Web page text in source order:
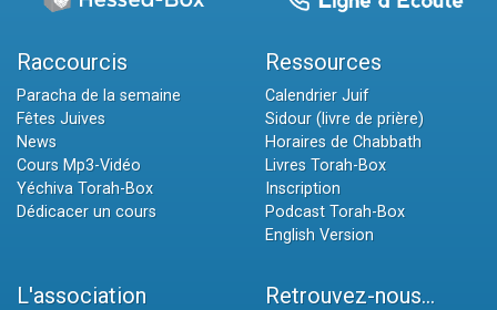
Raccourcis
Paracha de la semaine
Fêtes Juives
News
Cours Mp3-Vidéo
Yéchiva Torah-Box
Dédicacer un cours
Ressources
Calendrier Juif
Sidour (livre de prière)
Horaires de Chabbath
Livres Torah-Box
Inscription
Podcast Torah-Box
English Version
L'association Retrouvez-nous...